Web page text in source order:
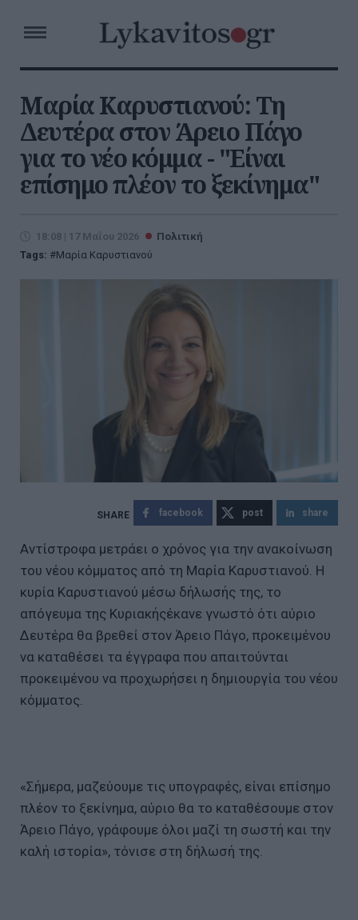
Μαρία Καρυστιανού: Τη
Δευτέρα στον Άρειο Πάγο
για το νέο κόμμα - "Είναι
επίσημο πλέον το ξεκίνημα"
18:08 | 17 Μαΐου 2026
Πολιτική
Tags:
Μαρία Καρυστιανού
facebook post share
Αντίστροφα μετράει ο χρόνος για την ανακοίνωση
του νέου κόμματος από τη Μαρία Καρυστιανού. Η
κυρία Καρυστιανού μέσω δήλωσής της, το
απόγευμα της Κυριακήςέκανε γνωστό ότι αύριο
Δευτέρα θα βρεθεί στον Άρειο Πάγο, προκειμένου
να καταθέσει τα έγγραφα που απαιτούνται
προκειμένου να προχωρήσει η δημιουργία του νέου
κόμματος.
«Σήμερα, μαζεύουμε τις υπογραφές, είναι επίσημο
πλέον το ξεκίνημα, αύριο θα το καταθέσουμε στον
Άρειο Πάγο, γράφουμε όλοι μαζί τη σωστή και την
καλή ιστορία», τόνισε στη δήλωσή της.